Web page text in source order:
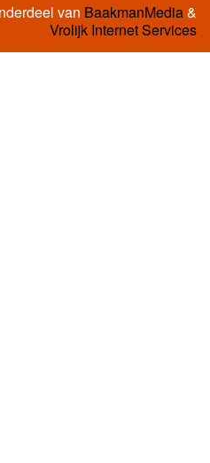
van BaakmanMedia&
Vrolijk Internet Services